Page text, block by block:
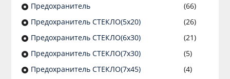
Предохранитель
(66)
Предохранитель СТЕКЛО(5х20)
(26)
Предохранитель СТЕКЛО(6х30)
(21)
Предохранитель СТЕКЛО(7х30)
(5)
Предохранитель СТЕКЛО(7х45)
(4)